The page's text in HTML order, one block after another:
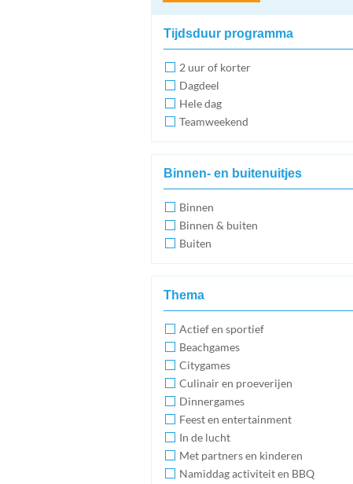
Tijdsduur programma
2 uur of korter
Dagdeel
Hele dag
Teamweekend
Binnen- en buitenuitjes
Binnen
Binnen & buiten
Buiten
Thema
Actief en sportief
Beachgames
Citygames
Culinair en proeverijen
Dinnergames
Feest en entertainment
In de lucht
Met partners en kinderen
Namiddag activiteit en BBQ